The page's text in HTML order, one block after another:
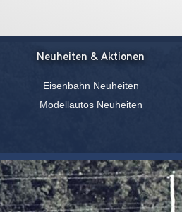
Neuheiten & Aktionen
Eisenbahn Neuheiten
Modellautos Neuheiten